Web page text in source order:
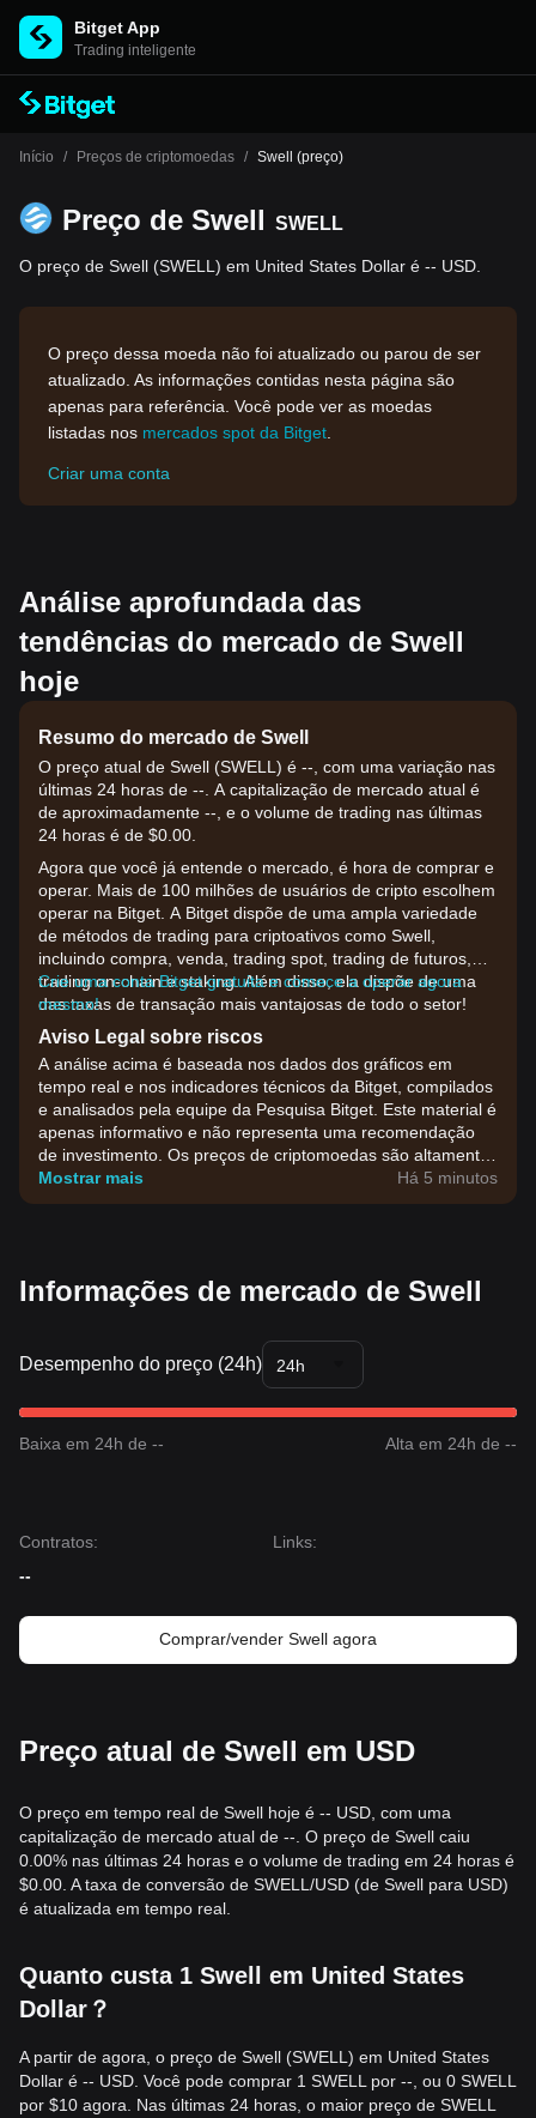
Bitget App
Trading inteligente
Início / Preços de criptomoedas / Swell (preço)
Preço de Swell SWELL
O preço de Swell (SWELL) em United States Dollar é -- USD.
O preço dessa moeda não foi atualizado ou parou de ser
atualizado. As informações contidas nesta página são
apenas para referência. Você pode ver as moedas
listadas nos mercados spot da Bitget
Criar uma conta
Análise aprofundada das
tendências do mercado de Swell
hoje
Resumo do mercado de Swell
O preço atual de Swell (SWELL) é --, com uma variação nas
últimas 24 horas de --. A capitalização de mercado atual é
de aproximadamente --, e o volume de trading nas últimas
24 horas é de $0.00.
Agora que você já entende o mercado, é hora de comprar e
operar. Mais de 100 milhões de usuários de cripto escolhem
operar na Bitget. A Bitget dispõe de uma ampla variedade
de métodos de trading para criptoativos como Swell,
incluindo compra, venda, trading spot, trading de futuros,
trading on-chain e staking. Além disso, ela dispõe de uma
das taxas de transação mais vantajosas de todo o setor!
Crie uma conta Bitget gratuita e comece a operar agora
mesmo!
Aviso Legal sobre riscos
A análise acima é baseada nos dados dos gráficos em
tempo real e nos indicadores técnicos da Bitget, compilados
e analisados pela equipe da Pesquisa Bitget. Este material é
apenas informativo e não representa uma recomendação
de investimento. Os preços de criptomoedas são altamente
voláteis. Tome suas decisões de investimento com base na
sua própria tolerância ao risco.
Mostrar mais Há 5 minutos
Informações de mercado de Swell
Desempenho do preço (24h) 24h
Baixa em 24h de -- Alta em 24h de --
Contratos:
--
Links:
Comprar/vender Swell agora
Preço atual de Swell em USD
O preço em tempo real de Swell hoje é -- USD, com uma
capitalização de mercado atual de --. O preço de Swell caiu
0.00% nas últimas 24 horas e o volume de trading em 24 horas é
$0.00. A taxa de conversão de SWELL/USD (de Swell para USD)
é atualizada em tempo real.
Quanto custa 1 Swell em United States
Dollar？
A partir de agora, o preço de Swell (SWELL) em United States
Dollar é -- USD. Você pode comprar 1 SWELL por --, ou 0 SWELL
por $10 agora. Nas últimas 24 horas, o maior preço de SWELL